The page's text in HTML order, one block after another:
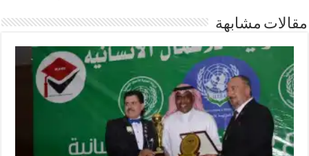
مقالات مشابهة